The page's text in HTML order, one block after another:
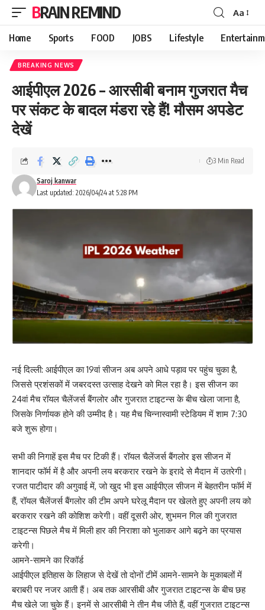
BRAIN REMIND
Font
Resizer
Aa
Home Sports FOOD JOBS Lifestyle
BREAKING NEWS
आईपीएल 2026 – आरसीबी बनाम गुजरात मैच
पर संकट के बादल मंडरा रहे हैं! मौसम अपडेट
देखें
Last updated: 2026/04/24 at 5:28 PM
Saroj kanwar
3 Min Read
नई दिल्ली: आईपीएल का 19वां सीजन अब अपने आधे पड़ाव पर पहुंच चुका है,
जिससे प्रशंसकों में जबरदस्त उत्साह देखने को मिल रहा है। इस सीजन का
24वां मैच रॉयल चैलेंजर्स बैंगलोर और गुजरात टाइटन्स के बीच खेला जाना है,
जिसके निर्णायक होने की उम्मीद है। यह मैच चिन्नास्वामी स्टेडियम में शाम 7:30
बजे शुरू होगा।
सभी की निगाहें इस मैच पर टिकी हैं। रॉयल चैलेंजर्स बैंगलोर इस सीजन में
शानदार फॉर्म में है और अपनी लय बरकरार रखने के इरादे से मैदान में उतरेगी।
रजत पाटीदार की अगुवाई में, जो खुद भी इस आईपीएल सीजन में बेहतरीन फॉर्म में
हैं, रॉयल चैलेंजर्स बैंगलोर की टीम अपने घरेलू मैदान पर खेलते हुए अपनी लय को
बरकरार रखने की कोशिश करेगी। वहीं दूसरी ओर, शुभमन गिल की गुजरात
टाइटन्स पिछले मैच में मिली हार की निराशा को भुलाकर आगे बढ़ने का प्रयास
करेगी।
आमने-सामने का रिकॉर्ड
आईपीएल इतिहास के लिहाज से देखें तो दोनों टीमें आमने-सामने के मुकाबलों में
बराबरी पर नजर आती हैं। अब तक आरसीबी और गुजरात टाइटन्स के बीच छह
मैच खेले जा चुके हैं। इनमें से आरसीबी ने तीन मैच जीते हैं, वहीं गुजरात टाइटन्स